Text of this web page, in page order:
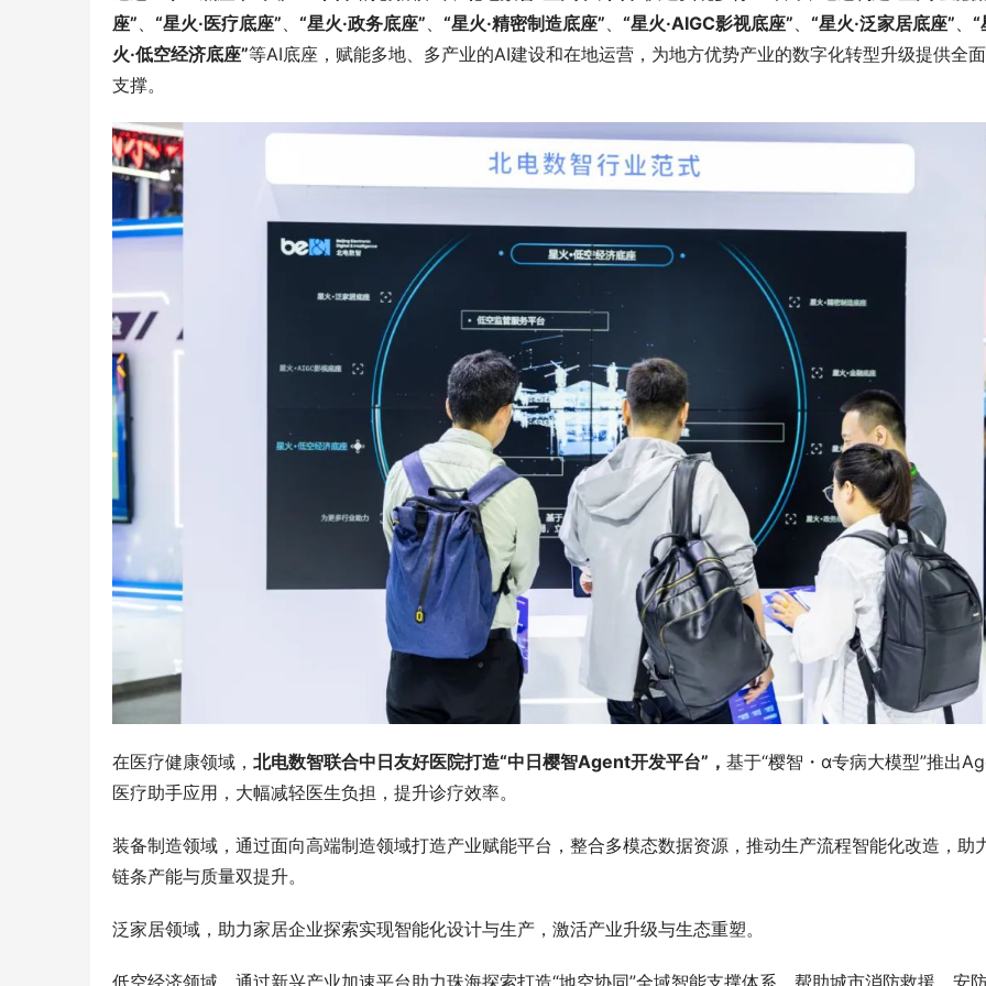
座”、 “星火·医疗底座”、 “星火·政务底座”、 “星火·精密制造底座”、 “星火·AIGC影视底座”、 “星火·泛家居底座”、 “
火·低空经济底座”等AI底座，赋能多地、多产业的AI建设和在地运营，为地方优势产业的数字化转型升级提供全
支撑。
在医疗健康领域， 北电数智联合中日友好医院打造“中日樱智Agent开发平台”， 基于“樱智・α专病大模型”推出
医疗助手应用，大幅减轻医生负担，提升诊疗效率。
装备制造领域，通过面向高端制造领域打造产业赋能平台，整合多模态数据资源，推动生产流程智能化改造，助
链条产能与质量双提升。
泛家居领域，助力家居企业探索实现智能化设计与生产，激活产业升级与生态重塑。